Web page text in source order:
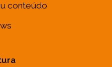
conteúdo